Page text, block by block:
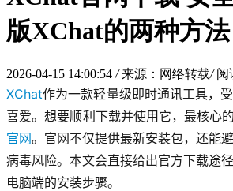
版XChat的两种方法
2026-04-15 14:00:54 / 来源：网络转载/ 阅
XChat作为一款轻量级即时通讯工具，
喜爱。想要顺利下载并使用它，最核心
官网。官网不仅提供最新安装包，还能
病毒风险。本文会直接给出官方下载途
电脑端的安装步骤。